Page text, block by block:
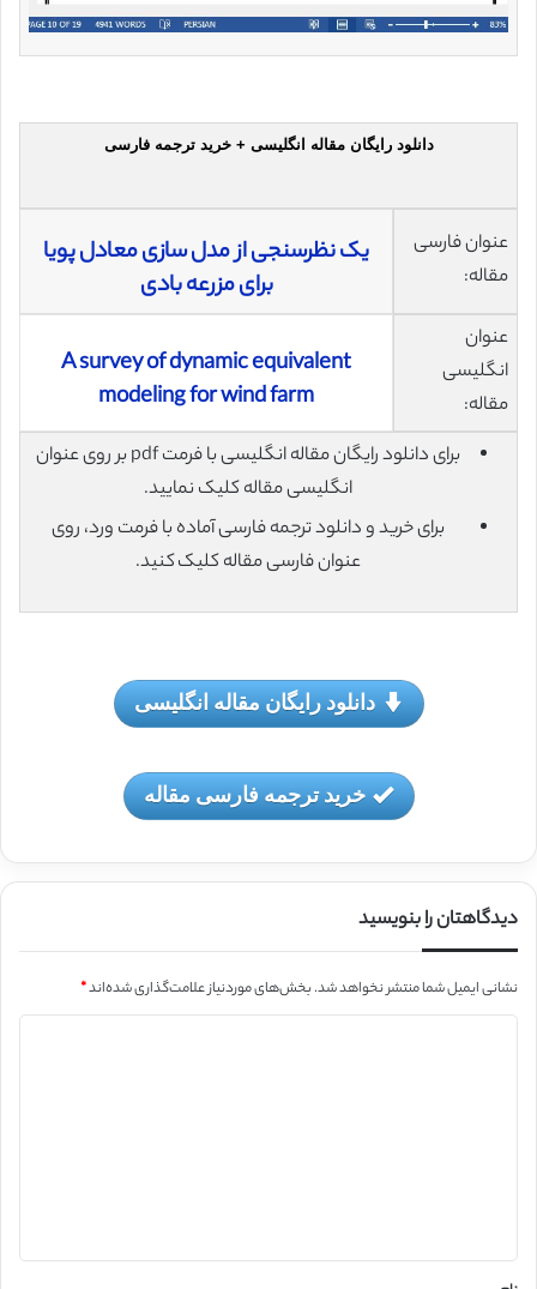
دانلود رایگان مقاله انگلیسی + خرید ترجمه فارسی
عنوان فارسی
مقاله:
یک نظرسنجی از مدل سازی معادل پویا
برای مزرعه بادی
عنوان
انگلیسی
مقاله:
A survey of dynamic equivalent
modeling for wind farm
برای دانلود رایگان مقاله انگلیسی با فرمت pdf بر روی عنوان
انگلیسی مقاله کلیک نمایید.
برای خرید و دانلود ترجمه فارسی آماده با فرمت ورد، روی
عنوان فارسی مقاله کلیک کنید.
دانلود رایگان مقاله انگلیسی
خرید ترجمه فارسی مقاله
دیدگاهتان را بنویسید
نشانی ایمیل شما منتشر نخواهد شد.بخش‌های موردنیاز علامت‌گذاری شده‌اند*